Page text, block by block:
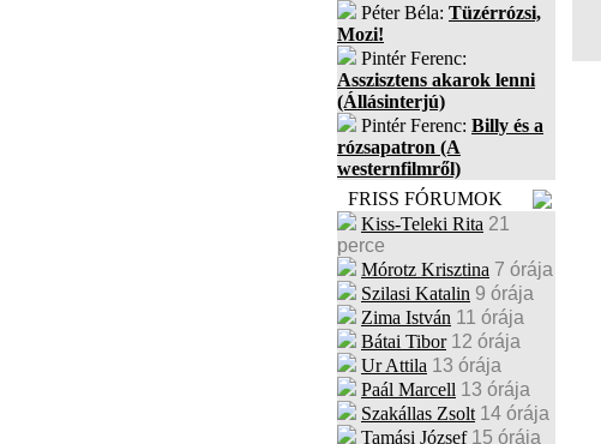
Péter Béla: Tüzérrózsi,
Mozi!
Pintér Ferenc:
Asszisztens akarok lenni
(Állásinterjú)
Pintér Ferenc: Billy és a
rózsapatron (A
westernfilmről)
FRISS FÓRUMOK
Kiss-Teleki Rita 21
perce
Mórotz Krisztina 7 órája
Szilasi Katalin 9 órája
Zima István 11 órája
Bátai Tibor 12 órája
Ur Attila 13 órája
Paál Marcell 13 órája
Szakállas Zsolt 14 órája
Tamási József 15 órája